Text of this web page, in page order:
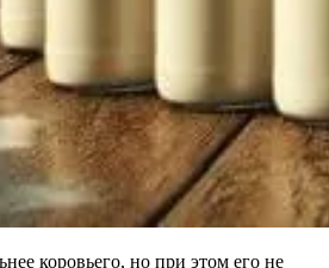
коровьего, но при этом его не